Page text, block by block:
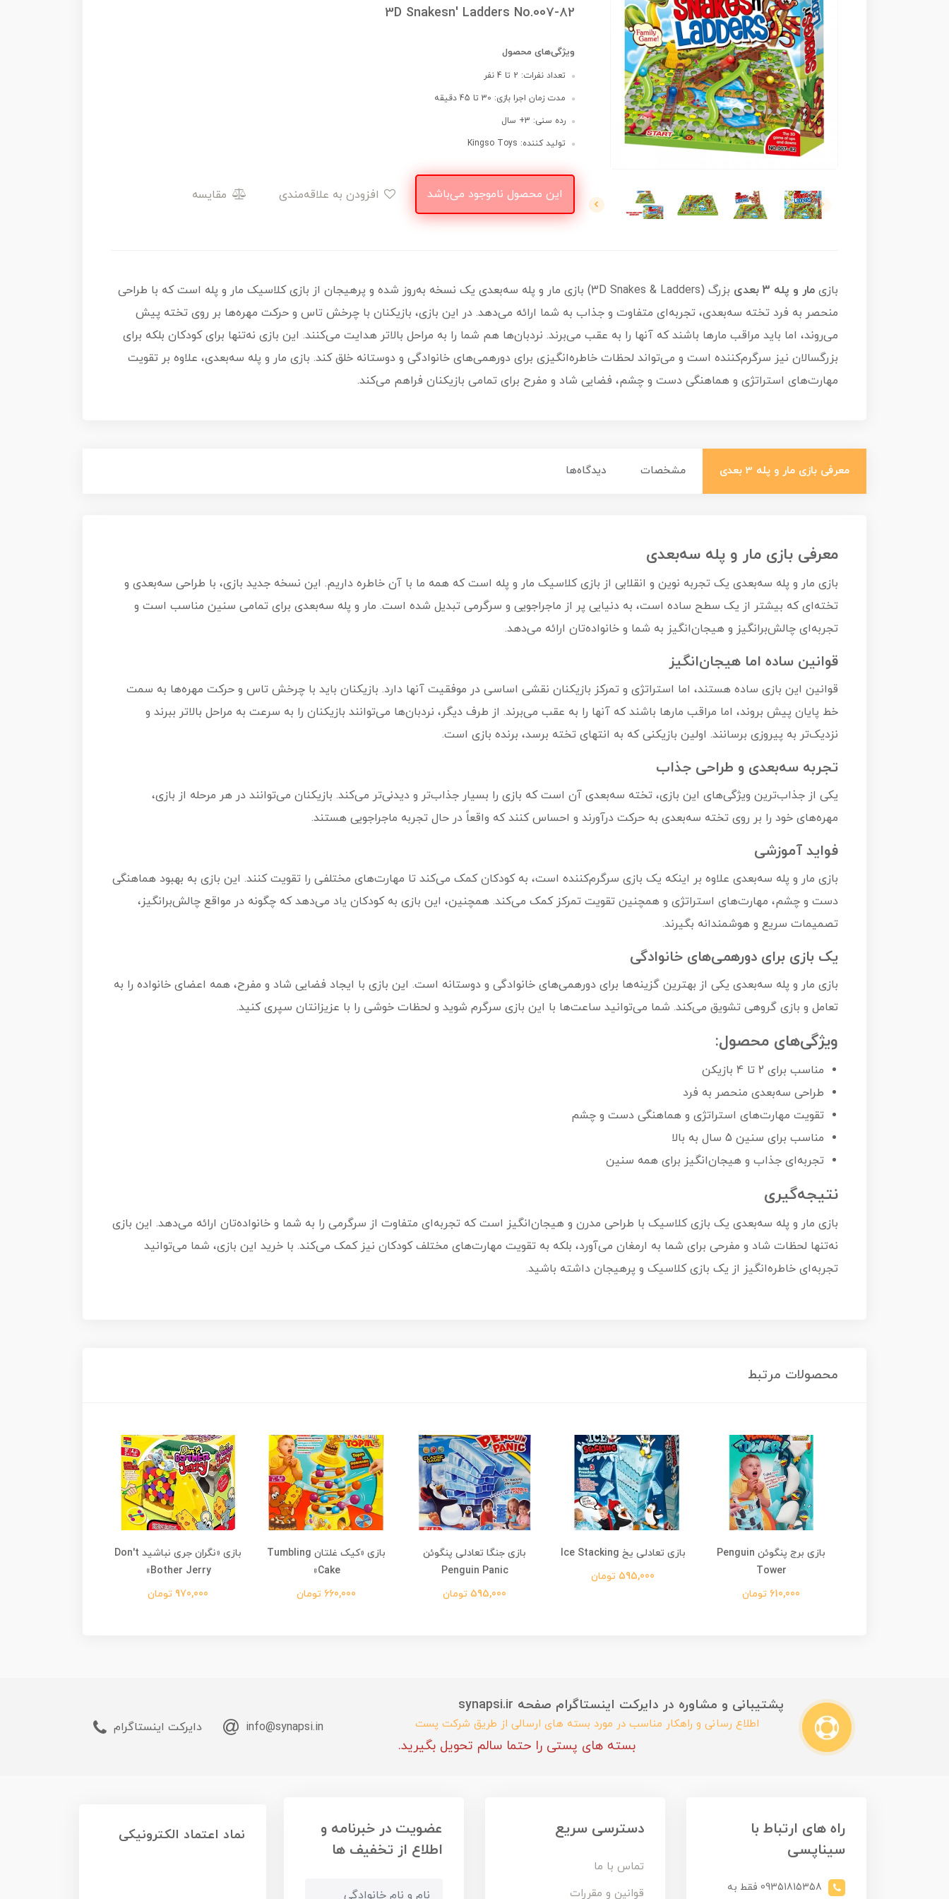
3D Snakesn' Ladders No.007-82
ویژگی‌های محصول
تعداد نفرات: 2 تا 4 نفر
مدت زمان اجرا بازی: 30 تا 45 دقیقه
رده سنی: 3+ سال
تولید کننده: Kingso Toys
این محصول ناموجود می‌باشد مقایسه
بازی مار و پله 3 بعدی
بزرگ (3D Snakes & Ladders) بازی مار و پله سه‌بعدی یک نسخه به‌روز شده و پرهیجان از بازی کلاسیک مار و پله است که با طراحی
منحصر به فرد تخته سه‌بعدی، تجربه‌ای متفاوت و جذاب به شما ارائه می‌دهد. در این بازی، بازیکنان با چرخش تاس و حرکت مهره‌ها بر روی تخته پیش
می‌روند، اما باید مراقب مارها باشند که آنها را به عقب می‌برند. نردبان‌ها هم شما را به مراحل بالاتر هدایت می‌کنند. این بازی نه‌تنها برای کودکان بلکه برای
بزرگسالان نیز سرگرم‌کننده است و می‌تواند لحظات خاطره‌انگیزی برای دورهمی‌های خانوادگی و دوستانه خلق کند. بازی مار و پله سه‌بعدی، علاوه بر تقویت
مهارت‌های استراتژی و هماهنگی دست و چشم، فضایی شاد و مفرح برای تمامی بازیکنان فراهم می‌کند.
معرفی بازی مار و پله 3 بعدی مشخصات دیدگاه‌ها
معرفی بازی مار و پله سه‌بعدی
بازی مار و پله سه‌بعدی یک تجربه نوین و انقلابی از بازی کلاسیک مار و پله است که همه ما با آن خاطره داریم. این نسخه جدید بازی، با طراحی سه‌بعدی و
تخته‌ای که بیشتر از یک سطح ساده است، به دنیایی پر از ماجراجویی و سرگرمی تبدیل شده است. مار و پله سه‌بعدی برای تمامی سنین مناسب است و
تجربه‌ای چالش‌برانگیز و هیجان‌انگیز به شما و خانواده‌تان ارائه می‌دهد.
قوانین ساده اما هیجان‌انگیز
قوانین این بازی ساده هستند، اما استراتژی و تمرکز بازیکنان نقشی اساسی در موفقیت آنها دارد. بازیکنان باید با چرخش تاس و حرکت مهره‌ها به سمت
خط پایان پیش بروند، اما مراقب مارها باشند که آنها را به عقب می‌برند. از طرف دیگر، نردبان‌ها می‌توانند بازیکنان را به سرعت به مراحل بالاتر ببرند و
نزدیک‌تر به پیروزی برسانند. اولین بازیکنی که به انتهای تخته برسد، برنده بازی است.
تجربه سه‌بعدی و طراحی جذاب
یکی از جذاب‌ترین ویژگی‌های این بازی، تخته سه‌بعدی آن است که بازی را بسیار جذاب‌تر و دیدنی‌تر می‌کند. بازیکنان می‌توانند در هر مرحله از بازی،
مهره‌های خود را بر روی تخته سه‌بعدی به حرکت درآورند و احساس کنند که واقعاً در حال تجربه ماجراجویی هستند.
فواید آموزشی
بازی مار و پله سه‌بعدی علاوه بر اینکه یک بازی سرگرم‌کننده است، به کودکان کمک می‌کند تا مهارت‌های مختلفی را تقویت کنند. این بازی به بهبود هماهنگی
دست و چشم، مهارت‌های استراتژی و همچنین تقویت تمرکز کمک می‌کند. همچنین، این بازی به کودکان یاد می‌دهد که چگونه در مواقع چالش‌برانگیز،
تصمیمات سریع و هوشمندانه بگیرند.
یک بازی برای دورهمی‌های خانوادگی
بازی مار و پله سه‌بعدی یکی از بهترین گزینه‌ها برای دورهمی‌های خانوادگی و دوستانه است. این بازی با ایجاد فضایی شاد و مفرح، همه اعضای خانواده را به
تعامل و بازی گروهی تشویق می‌کند. شما می‌توانید ساعت‌ها با این بازی سرگرم شوید و لحظات خوشی را با عزیزانتان سپری کنید.
ویژگی‌های محصول:
مناسب برای 2 تا 4 بازیکن
طراحی سه‌بعدی منحصر به فرد
تقویت مهارت‌های استراتژی و هماهنگی دست و چشم
مناسب برای سنین 5 سال به بالا
تجربه‌ای جذاب و هیجان‌انگیز برای همه سنین
نتیجه‌گیری
بازی مار و پله سه‌بعدی یک بازی کلاسیک با طراحی مدرن و هیجان‌انگیز است که تجربه‌ای متفاوت از سرگرمی را به شما و خانواده‌تان ارائه می‌دهد. این بازی
نه‌تنها لحظات شاد و مفرحی برای شما به ارمغان می‌آورد، بلکه به تقویت مهارت‌های مختلف کودکان نیز کمک می‌کند. با خرید این بازی، شما می‌توانید
تجربه‌ای خاطره‌انگیز از یک بازی کلاسیک و پرهیجان داشته باشید.
محصولات مرتبط
بازی برج پنگوئن Penguin
Tower
610,000 تومان
بازی تعادلی یخ Ice Stacking
595,000 تومان
بازی جنگا تعادلی پنگوئن
Penguin Panic
595,000 تومان
بازی «کیک غلتان Tumbling
Cake»
660,000 تومان
بازی «نگران جری نباشید Don't
Bother Jerry»
970,000 تومان
پشتیبانی و مشاوره در دایرکت اینستاگرام صفحه synapsi.ir
اطلاع رسانی و راهکار مناسب در مورد بسته های ارسالی از طریق شرکت پست
بسته های پستی را حتما سالم تحویل بگیرید.
info@synapsi.in دایرکت اینستاگرام
راه های ارتباط با
سیناپسی
09351815358 فقط به
دسترسی سریع
تماس با ما
قوانین و مقررات
عضویت در خبرنامه و
اطلاع از تخفیف ها
نماد اعتماد الکترونیکی